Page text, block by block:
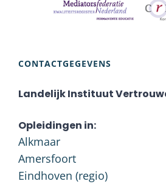
CONTACTGEGEVENS
Landelijk Instituut
Opleidingen in:
Alkmaar
Amersfoort
Eindhoven (regio)